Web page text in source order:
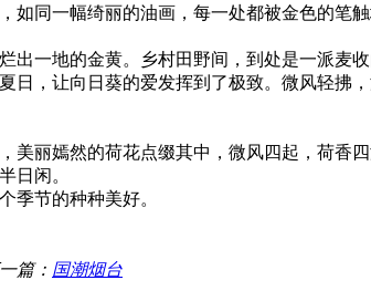
如同一幅绮丽的油画，每一处都被金色的笔触
出一地的金黄。乡村田野间，到处是一派麦收
日，让向日葵的爱发挥到了极致。微风轻拂，
美丽嫣然的荷花点缀其中，微风四起，荷香四
日闲。
季节的种种美好。
篇： 国潮烟台